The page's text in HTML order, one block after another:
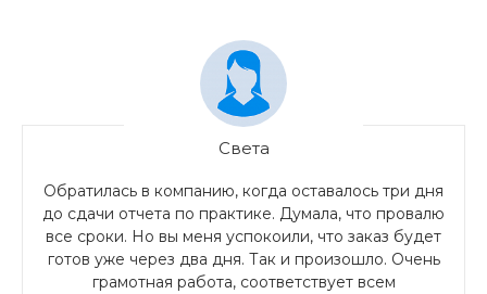
Света
Обратилась в компанию, когда оставалось три дня
до сдачи отчета по практике. Думала, что провалю
все сроки. Но вы меня успокоили, что заказ будет
готов уже через два дня. Так и произошло. Очень
грамотная работа, соответствует всем